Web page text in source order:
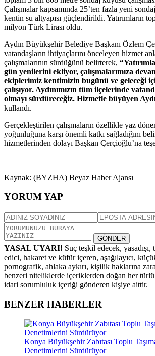
Çalışmalar kapsamında 25’ten fazla yeni
kentin su altyapısı güçlendirildi. Yatırımların
milyon Türk Lirası oldu.
Aydın Büyükşehir Belediye Başkanı Özlem
vatandaşların ihtiyaçlarını önceleyen hizmet
çalışmalarının sürdüğünü belirterek,
gün yenilerini ekliyor, çalışmalarımıza
ekiplerimiz kentimizin bugünü ve geleceği
çalışıyor. Aydınımızın tüm ilçelerinde
olmayı sürdüreceğiz. Hizmetle büyüyen
kullandı.
Gerçekleştirilen çalışmaların özellikle yaz
yoğunluğuna karşı önemli katkı sağladığını
hizmetlerinden dolayı Başkan Çerçioğlu’na
Kaynak: (BYZHA) Beyaz Haber Ajansı
YORUM YAP
GÖNDER
YASAL UYARI! Suç teşkil edecek, yasadışı,
edici, hakaret ve küfür içeren, aşağılayıcı,
pornografik, ahlaka aykırı, kişilik haklarına
benzeri niteliklerde içeriklerden doğan her
idari sorumluluk içeriği gönderen kişiye aittir.
BENZER HABERLER
Konya Büyükşehir Zabıtası Toplu
Denetimlerini Sürdürüyor